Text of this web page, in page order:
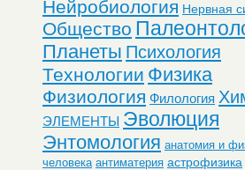
Нейробиология Нервная
Общество
Планеты Психология
Технологии Физика
Физиология Филология
ЭЛЕМЕНТЫ Эволюция
Энтомология анатомия и
человека антиматерия астрофизика